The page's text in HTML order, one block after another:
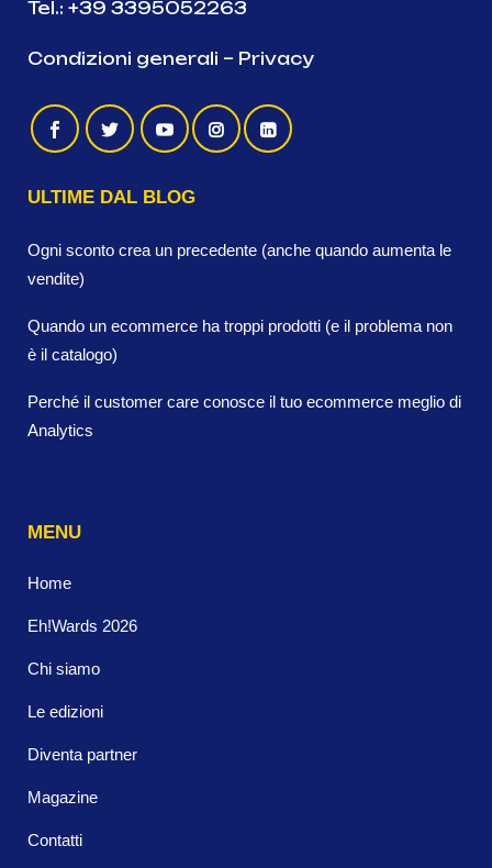
Tel.: +39 3395052263
Condizioni generali – Privacy
ULTIME DAL BLOG
Ogni sconto crea un precedente (anche quando aumenta le
vendite)
Quando un ecommerce ha troppi prodotti (e il problema non
è il catalogo)
Perché il customer care conosce il tuo ecommerce meglio di
Analytics
MENU
Home
Eh!Wards 2026
Chi siamo
Le edizioni
Diventa partner
Magazine
Contatti